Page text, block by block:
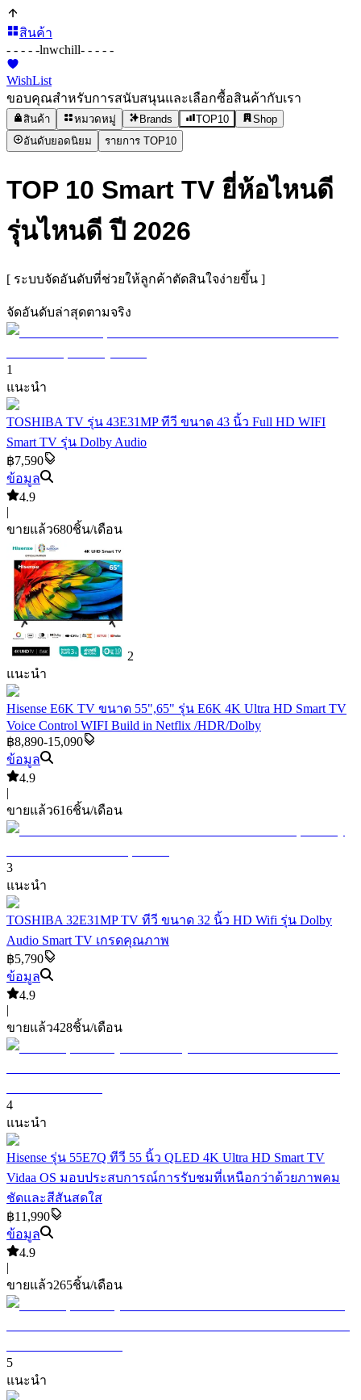
สินค้า
- - - - -lnwchill- - - - -
WishList
ขอบคุณสำหรับการสนับสนุนและเลือกซื้อสินค้ากับเรา
สินค้า หมวดหมู่ Brands TOP10
Shop
อันดับยอดนิยม
รายการ TOP10
TOP 10 Smart TV ยี่ห้อไหนดี
รุ่นไหนดี ปี 2026
[ ระบบจัดอันดับที่ช่วยให้ลูกค้าตัดสินใจง่ายขึ้น ]
จัดอันดับล่าสุดตามจริง
1
แนะนำ
TOSHIBA TV รุ่น 43E31MP ทีวี ขนาด 43 นิ้ว Full HD WIFI
Smart TV รุ่น Dolby Audio
฿7,590
ข้อมูล
4.9
|
ขายแล้ว680ชิ้น/เดือน
2
แนะนำ
Hisense E6K TV ขนาด 55",65" รุ่น E6K 4K Ultra HD Smart TV
Voice Control WIFI Build in Netflix /HDR/Dolby
฿8,890-15,090
ข้อมูล
4.9
|
ขายแล้ว616ชิ้น/เดือน
3
แนะนำ
TOSHIBA 32E31MP TV ทีวี ขนาด 32 นิ้ว HD Wifi รุ่น Dolby
Audio Smart TV เกรดคุณภาพ
฿5,790
ข้อมูล
4.9
|
ขายแล้ว428ชิ้น/เดือน
4
แนะนำ
Hisense รุ่น 55E7Q ทีวี 55 นิ้ว QLED 4K Ultra HD Smart TV
Vidaa OS มอบประสบการณ์การรับชมที่เหนือกว่าด้วยภาพคม
ชัดและสีสันสดใส
฿11,990
ข้อมูล
4.9
|
ขายแล้ว265ชิ้น/เดือน
5
แนะนำ